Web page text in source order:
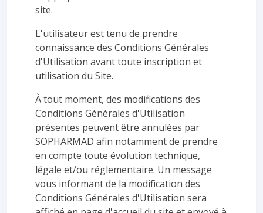
site.
L'utilisateur est tenu de prendre
connaissance des Conditions Générales
d'Utilisation avant toute inscription et
utilisation du Site.
À tout moment, des modifications des
Conditions Générales d'Utilisation
présentes peuvent être annulées par
SOPHARMAD afin notamment de prendre
en compte toute évolution technique,
légale et/ou réglementaire. Un message
vous informant de la modification des
Conditions Générales d'Utilisation sera